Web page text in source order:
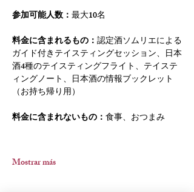
参加可能人数： 最大10名
料金に含まれるもの： 認定酒ソムリエによる
ガイド付きテイスティングセッション、日本
酒4種のテイスティングフライト、テイステ
ィングノート、日本酒の情報ブックレット
（お持ち帰り用）
料金に含まれないもの： 食事、おつまみ
Mostrar más